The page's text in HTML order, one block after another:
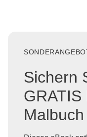
Sichern
Malbuch